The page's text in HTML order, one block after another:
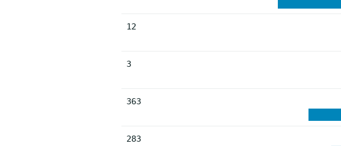
12
3
363
283